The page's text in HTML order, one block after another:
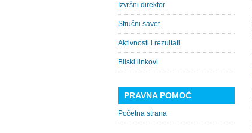
Izvršni direktor
Stručni savet
Aktivnosti i rezultati
Bliski linkovi
PRAVNA POMOĆ
Početna strana